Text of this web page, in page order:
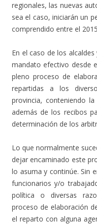
regionales, las nuevas
sea el caso, iniciarán un
comprendido entre el
En el caso de los
mandato efectivo desde
pleno proceso de
repartidas a los
provincia, conteniendo
además de los recibos
determinación de los
Lo que normalmente
dejar encaminado este
lo asuma y continúe. Sin
funcionarios y/o
política o diversas
proceso de elaboración
el reparto con alguna